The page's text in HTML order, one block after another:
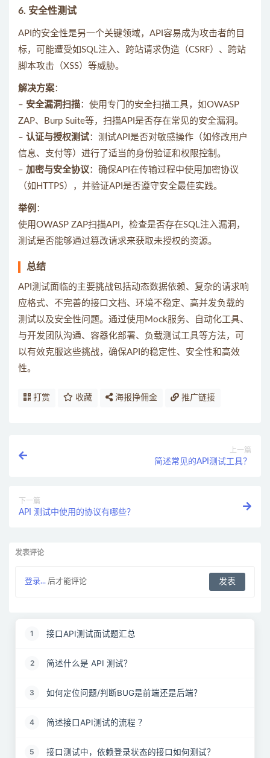
6. 安全性测试
API的安全性是另一个关键领域，API容易成为攻击者的目
标，可能遭受如SQL注入、跨站请求伪造（CSRF）、跨站
脚本攻击（XSS）等威胁。
解决方案：
– 安全漏洞扫描：使用专门的安全扫描工具，如OWASP
ZAP、Burp Suite等，扫描API是否存在常见的安全漏洞。
– 认证与授权测试：测试API是否对敏感操作（如修改用户
信息、支付等）进行了适当的身份验证和权限控制。
– 加密与安全协议 ：确保API在传输过程中使用加密协议
（如HTTPS），并验证API是否遵守安全最佳实践。
举例 ：
使用OWASP ZAP扫描API，检查是否存在SQL注入漏洞，
测试是否能够通过篡改请求来获取未授权的资源。
总结
API测试面临的主要挑战包括动态数据依赖、复杂的请求响
应格式、不完善的接口文档、环境不稳定、高并发负载的
测试以及安全性问题。通过使用Mock服务、自动化工具、
与开发团队沟通、容器化部署、负载测试工具等方法，可
以有效克服这些挑战，确保API的稳定性、安全性和高效
性。
打赏 收藏 海报挣佣金 推广链接
上一篇
简述常见的API测试工具？
下一篇
API 测试中使用的协议有哪些？
发表评论
登录... 后才能评论
1 接口API测试面试题汇总
2 简述什么是 API 测试？
3 如何定位问题/判断BUG是前端还是后端？
4 简述接口API测试的流程 ？
5 接口测试中，依赖登录状态的接口如何测试？